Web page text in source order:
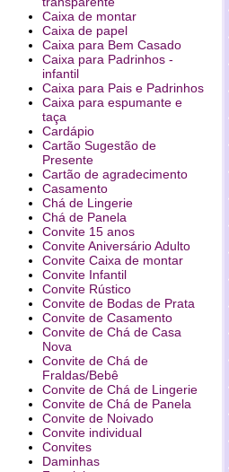
Caixa de montar
Caixa de papel
Caixa para Bem Casado
Caixa para Padrinhos -
infantil
Caixa para Pais e Padrinhos
Caixa para espumante e
taça
Cardápio
Cartão Sugestão de
Presente
Cartão de agradecimento
Casamento
Chá de Lingerie
Chá de Panela
Convite 15 anos
Convite Aniversário Adulto
Convite Caixa de montar
Convite Infantil
Convite Rústico
Convite de Bodas de Prata
Convite de Casamento
Convite de Chá de Casa
Nova
Convite de Chá de
Fraldas/Bebê
Convite de Chá de Lingerie
Convite de Chá de Panela
Convite de Noivado
Convite individual
Convites
Daminhas